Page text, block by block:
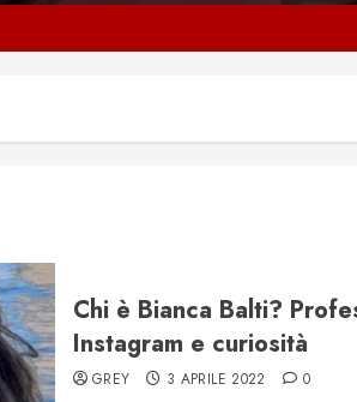
Chi è Bianca Balti?
Instagram e curiosità
GREY 3 APRILE 2022 0